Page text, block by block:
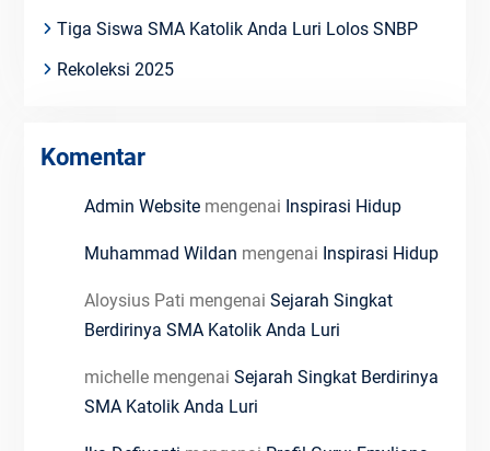
Tiga Siswa SMA Katolik Anda Luri Lolos SNBP
Rekoleksi 2025
Komentar
Admin Websitemengenai Inspirasi Hidup
Muhammad Wildan mengenai Inspirasi Hidup
Aloysius Pati mengenai Sejarah Singkat
Berdirinya SMA Katolik Anda Luri
michellemengenai Sejarah Singkat Berdirinya
SMA Katolik Anda Luri